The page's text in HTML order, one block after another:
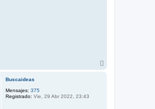
Buscaideas
Mensajes: 375
Registrado: Vie, 29 Abr 2022, 23:43